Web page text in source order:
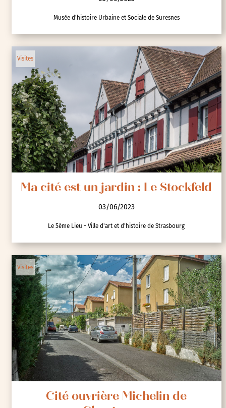
Cité-jardin de Suresnes
03/06/2023
Musée d'histoire Urbaine et Sociale de Suresnes
Visites
Ma cité est un jardin : Le Stockfeld
03/06/2023
Le 5ème Lieu - Ville d'art et d'histoire de Strasbourg
Visites